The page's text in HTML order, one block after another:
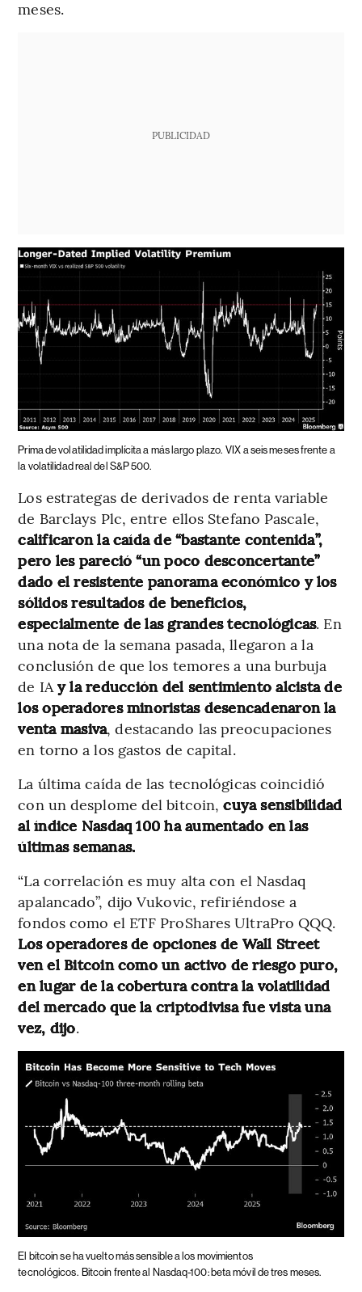
meses.
PUBLICIDAD
Prima de volatilidad implícita a más largo plazo. VIX a seis meses frente a
la volatilidad real del S&P 500.
Los estrategas de derivados de renta variable
de Barclays Plc, entre ellos Stefano Pascale,
calificaron la caída de “bastante contenida”,
pero les pareció “un poco desconcertante”
dado el resistente panorama económico y los
sólidos resultados de beneficios,
especialmente de las grandes tecnológicas. En
una nota de la semana pasada, llegaron a la
conclusión de que los temores a una burbuja
de IA y la reducción del sentimiento alcista de
los operadores minoristas desencadenaron la
venta masiva, destacando las preocupaciones
en torno a los gastos de capital.
La última caída de las tecnológicas coincidió
con un desplome del bitcoin,cuya sensibilidad
al índice Nasdaq 100 ha aumentado en las
últimas semanas.
“La correlación es muy alta con el Nasdaq
apalancado”, dijo Vukovic, refiriéndose a
fondos como el ETF ProShares UltraPro QQQ.
Los operadores de opciones de Wall Street
ven el Bitcoin como un activo de riesgo puro,
en lugar de la cobertura contra la volatilidad
del mercado que la criptodivisa fue vista una
vez, dijo.
El bitcoin se ha vuelto más sensible a los movimientos
tecnológicos. Bitcoin frente al Nasdaq-100: beta móvil de tres meses.